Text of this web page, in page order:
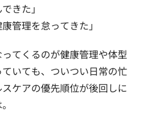
きた」
管理を怠ってきた」
てくるのが健康管理や体型
いても、ついつい日常の忙
ケアの優先順位が後回しに